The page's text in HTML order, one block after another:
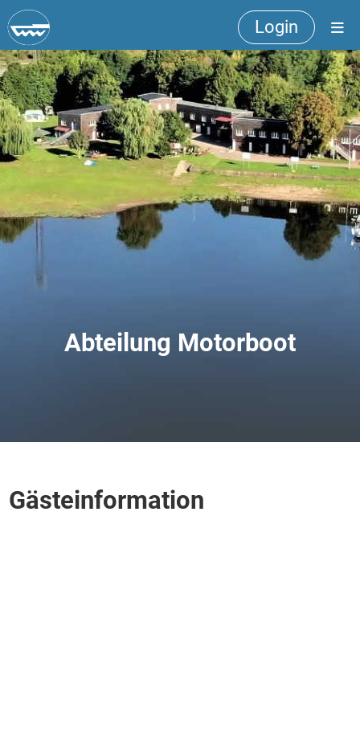
Login
Abteilung Motorboot
Gästeinformation